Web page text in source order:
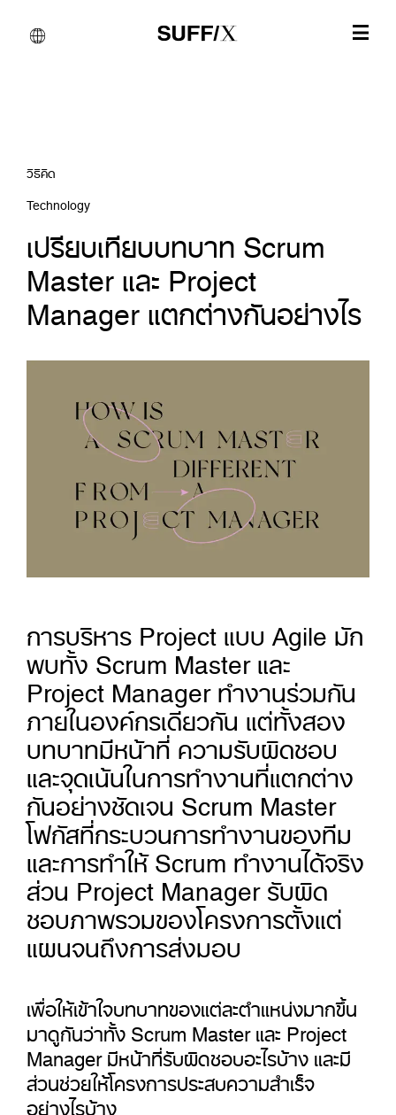
วิธีคิด
Technology
เปรียบเทียบบทบาท Scrum
Master และ Project
Manager แตกต่างกันอย่างไร
การบริหาร Project แบบ Agile มัก
พบทั้ง Scrum Master และ
Project Manager ทำงานร่วมกัน
ภายในองค์กรเดียวกัน แต่ทั้งสอง
บทบาทมีหน้าที่ ความรับผิดชอบ
และจุดเน้นในการทำงานที่แตกต่าง
กันอย่างชัดเจน Scrum Master
โฟกัสที่กระบวนการทำงานของทีม
และการทำให้ Scrum ทำงานได้จริง
ส่วน Project Manager รับผิด
ชอบภาพรวมของโครงการตั้งแต่
แผนจนถึงการส่งมอบ
เพื่อให้เข้าใจบทบาทของแต่ละตำแหน่งมากขึ้น
มาดูกันว่าทั้ง Scrum Master และ Project
Manager มีหน้าที่รับผิดชอบอะไรบ้าง และมี
ส่วนช่วยให้โครงการประสบความสำเร็จ
อย่างไรบ้าง